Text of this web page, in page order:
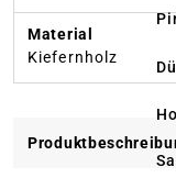
Material
Kiefernholz